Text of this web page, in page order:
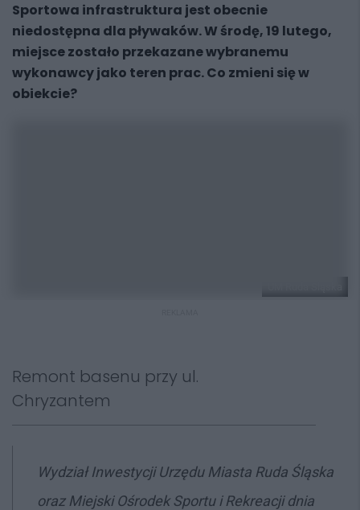
Sportowa infrastruktura jest obecnie
niedostępna dla pływaków. W środę, 19 lutego,
miejsce zostało przekazane wybranemu
wykonawcy jako teren prac. Co zmieni się w
obiekcie?
Remont basenu przy ul.
Chryzantem
Wydział Inwestycji Urzędu Miasta Ruda Śląska
oraz Miejski Ośrodek Sportu i Rekreacji dnia